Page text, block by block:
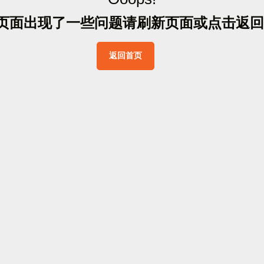
面出现了一些问题请刷新页面或点击返 回
返回首页